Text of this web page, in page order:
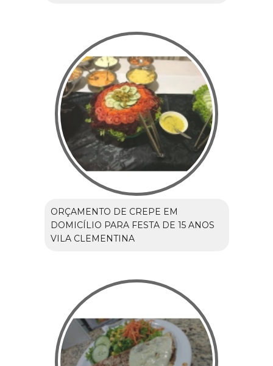
ORÇAMENTO DE CREPE EM
DOMICÍLIO PARA FESTA DE 15 ANOS
VILA CLEMENTINA